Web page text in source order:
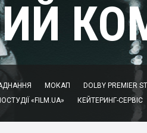
МОКАП DOLBY PREMIER
«FILM.UA» КЕЙТЕРИНГ-СЕРВІС